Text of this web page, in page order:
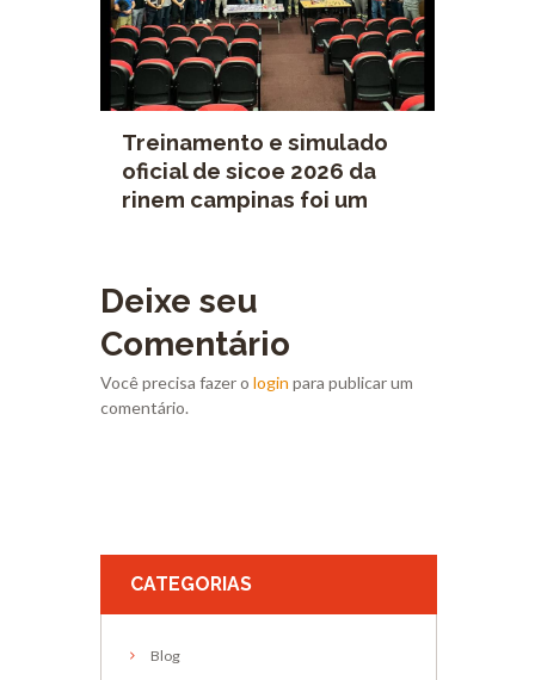
Treinamento e simulado
oficial de sicoe 2026 da
rinem campinas foi um
Deixe seu
Comentário
Você precisa fazer o login para publicar um
comentário.
CATEGORIAS
Blog